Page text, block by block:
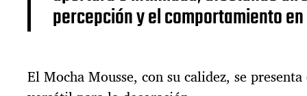
percepción y el comportamiento
El Mocha Mousse, con su calidez, se